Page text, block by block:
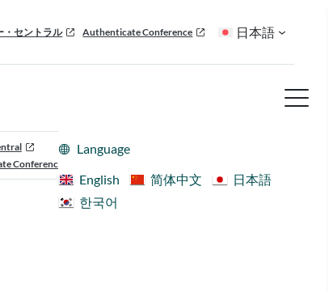
・セントラル Authenticate Conference 日本語
Conference
Language
English
简体中文
日本語
한국어